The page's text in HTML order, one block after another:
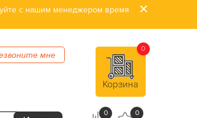
с нашим менеджером время
мне
Корзина
0
0 0